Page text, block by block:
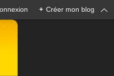
+ Créer mon blog